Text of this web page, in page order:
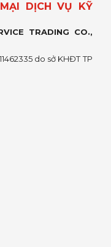
DỊCH VỤ KỸ
TRADING CO.,
do sở KHĐT TP